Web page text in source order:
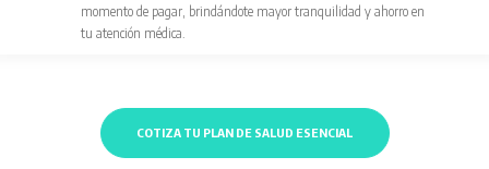
momento de pagar, brindándote mayor tranquilidad y ahorro en
tu atención médica.
COTIZA TU PLAN DE SALUD ESENCIAL